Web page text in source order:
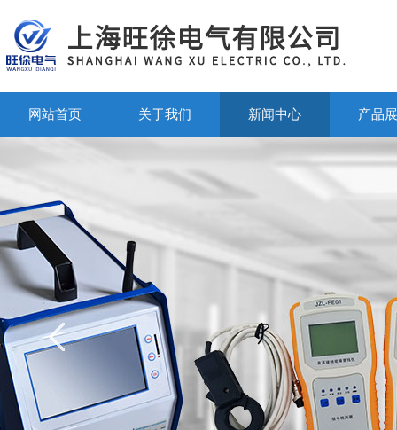
网站首页 关于我们 新闻中心 产品